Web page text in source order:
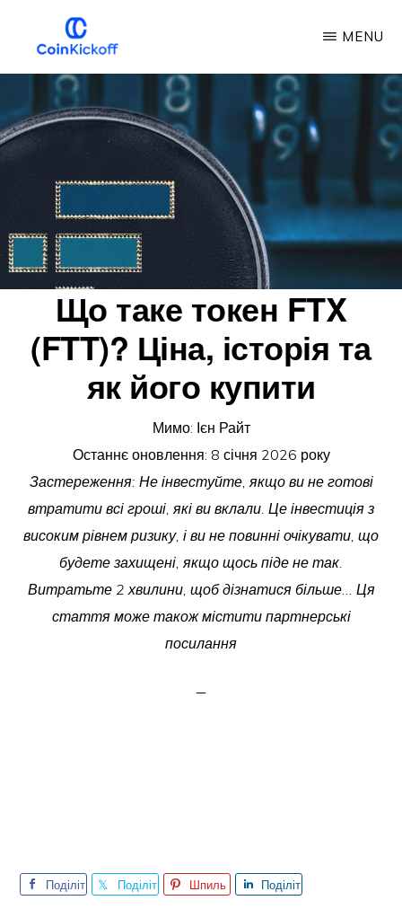
основного
змісту
COIN
ПОЧАТОК
РОБОТИ
MENU
Що таке токен FTX
(FTT)? Ціна, історія та
як його купити
Мимо: Ієн Райт
Останнє оновлення: 8 січня 2026 року
Застереження: Не інвестуйте, якщо ви не готові
втратити всі гроші, які ви вклали. Це інвестиція з
високим рівнем ризику, і ви не повинні очікувати, що
будете захищені, якщо щось піде не так.
Витратьте 2 хвилини, щоб дізнатися більше... Ця
стаття може також містити партнерські
посилання
Поділіт
Поділіт
Шпиль
Поділіт